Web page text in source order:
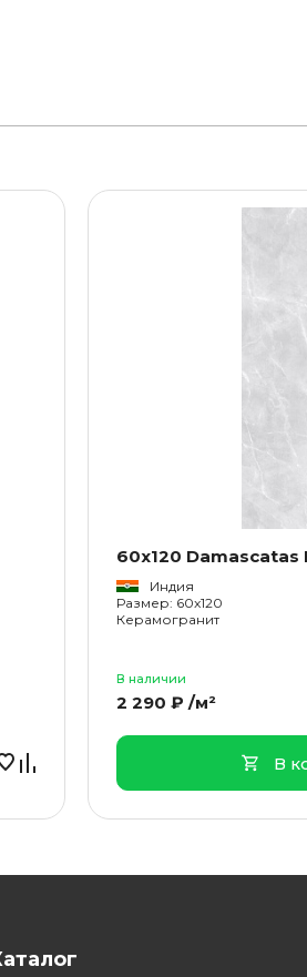
60x120 Damascatas
Индия
Размер: 60x120
Керамогранит
В наличии
2 290 ₽ /м²
В